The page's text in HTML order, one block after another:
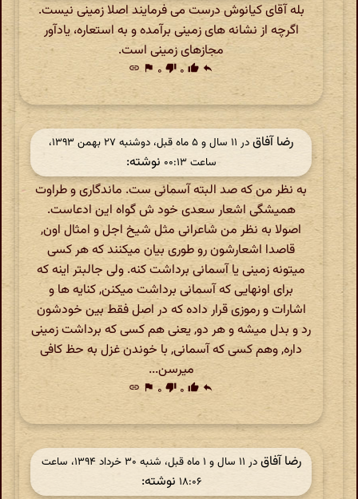
بله آقای کیانوش درست می فرمایند اصلا زمینی نیست.
اگرچه از نشانه های زمینی برآمده و به استعاره، یادآور
مجازهای زمینی است.
reply
thumb_up ۰ thumb_down ۰ flag
link
رضا آفاق
در ‫۱۱ سال و ۵ ماه قبل، دوشنبه ۲۷ بهمن ۱۳۹۳،
ساعت ۰۰:۱۳
نوشته:
به نظر من که صد البته آسمانی ست. ماندگاری و طراوت
همیشگی اشعار سعدی خود ش گواه این ادعاست.
اصولا به نظر من شاعرانی مثل شیخ اجل و امثال اون,
قاصدا اشعارشون رو طوری بیان میکنند که هر کسی
میتونه زمینی یا آسمانی برداشت کنه. ولی جالبتر اینه که
برای اونهایی که آسمانی برداشت میکنن, کنایه ها و
اشارات و رموزی قرار داده که در اصل فقط بین خودشون
رد و بدل میشه و هر دو, یعنی هم کسی که برداشت زمینی
داره, وهم کسی که آسمانی, با خوندن غزل به حظ کافی
میرسن...
reply
thumb_up ۰ thumb_down ۰ flag
link
رضا آفاق
در ‫۱۱ سال و ۱ ماه قبل، شنبه ۳۰ خرداد ۱۳۹۴، ساعت
۱۸:۰۶ نوشته: